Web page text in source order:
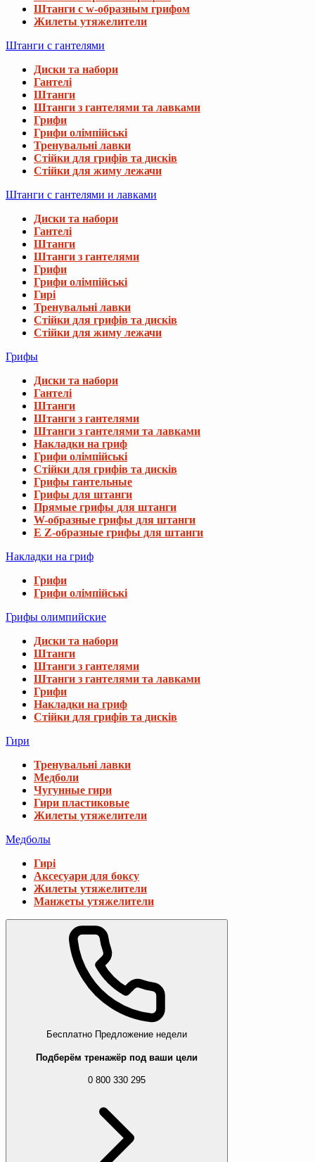
Штанги с w-образным грифом
Жилеты утяжелители
Штанги с гантелями
Диски та набори
Гантелі
Штанги
Штанги з гантелями та лавками
Грифи
Грифи олімпійські
Тренувальні лавки
Стійки для грифів та дисків
Стійки для жиму лежачи
Штанги с гантелями и лавками
Диски та набори
Гантелі
Штанги
Штанги з гантелями
Грифи
Грифи олімпійські
Гирі
Тренувальні лавки
Стійки для грифів та дисків
Стійки для жиму лежачи
Грифы
Диски та набори
Гантелі
Штанги
Штанги з гантелями
Штанги з гантелями та лавками
Накладки на гриф
Грифи олімпійські
Стійки для грифів та дисків
Грифы гантельные
Грифы для штанги
Прямые грифы для штанги
W-образные грифы для штанги
E Z-образные грифы для штанги
Накладки на гриф
Грифи
Грифи олімпійські
Грифы олимпийские
Диски та набори
Штанги
Штанги з гантелями
Штанги з гантелями та лавками
Грифи
Накладки на гриф
Стійки для грифів та дисків
Гири
Тренувальні лавки
Медболи
Чугунные гири
Гири пластиковые
Жилеты утяжелители
Медболы
Гирі
Аксесуари для боксу
Жилеты утяжелители
Манжеты утяжелители
Бесплатно Предложение недели
Подберём тренажёр под ваши цели
0 800 330 295